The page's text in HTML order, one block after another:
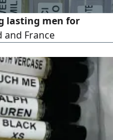
lasting men for
France